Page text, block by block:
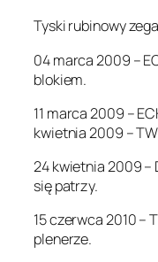
Tyski rubinowy
04 marca 2009 –
blokiem.
11 marca 2009 –
kwietnia 2009 –
24 kwietnia 2009 –
się patrzy.
15 czerwca 2010 –
plenerze.